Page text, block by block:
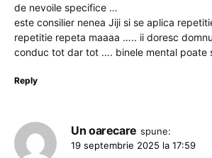
de nevoile specifice …
este consilier nenea Jiji si se aplica
repetitie repeta maaaa ….. ii doresc
conduc tot dar tot …. binele mental poate
Reply
Un oarecare spune:
19 septembrie 2025 la 17:59